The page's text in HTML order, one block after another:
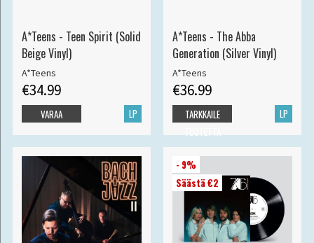
A*Teens - Teen Spirit (Solid
Beige Vinyl)
A*Teens
€34.99
LP
VARAA
A*Teens - The Abba
Generation (Silver Vinyl)
A*Teens
€36.99
LP
TARKKAILE
- 9%
Säästä €2